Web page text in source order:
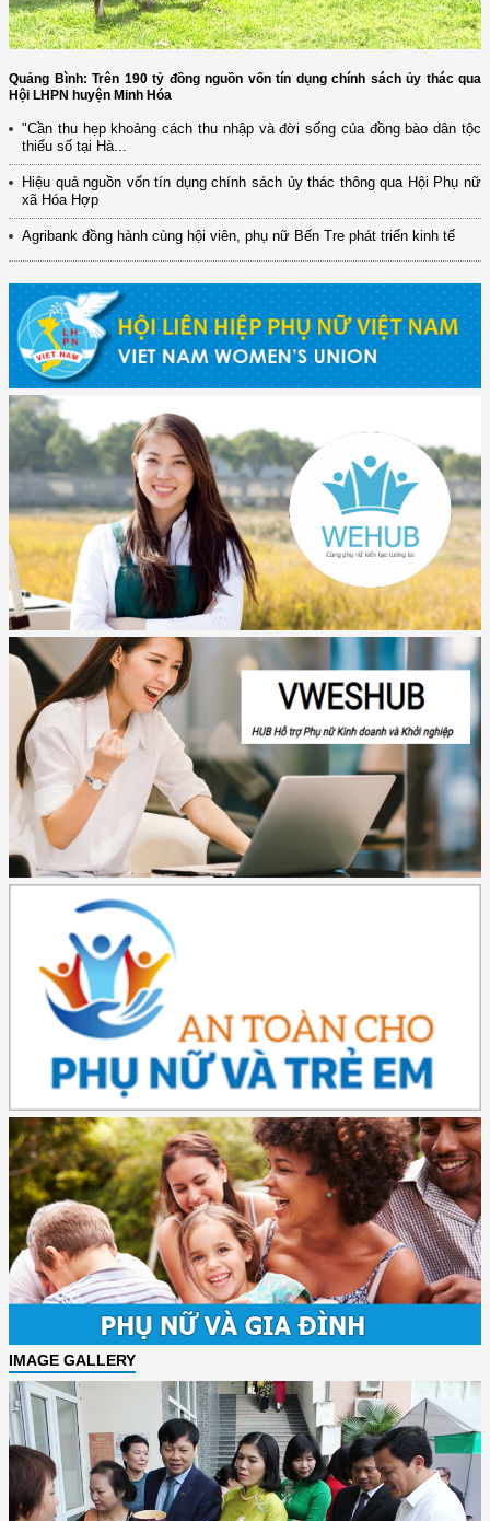
Quảng Bình: Trên 190 tỷ đồng nguồn vốn tín dụng chính sách ủy thác qua
Hội LHPN huyện Minh Hóa
"Cần thu hẹp khoảng cách thu nhập và đời sống của đồng bào dân tộc
thiểu số tại Hà...
Hiệu quả nguồn vốn tín dụng chính sách ủy thác thông qua Hội Phụ nữ
xã Hóa Hợp
Agribank đồng hành cùng hội viên, phụ nữ Bến Tre phát triển kinh tế
IMAGE GALLERY